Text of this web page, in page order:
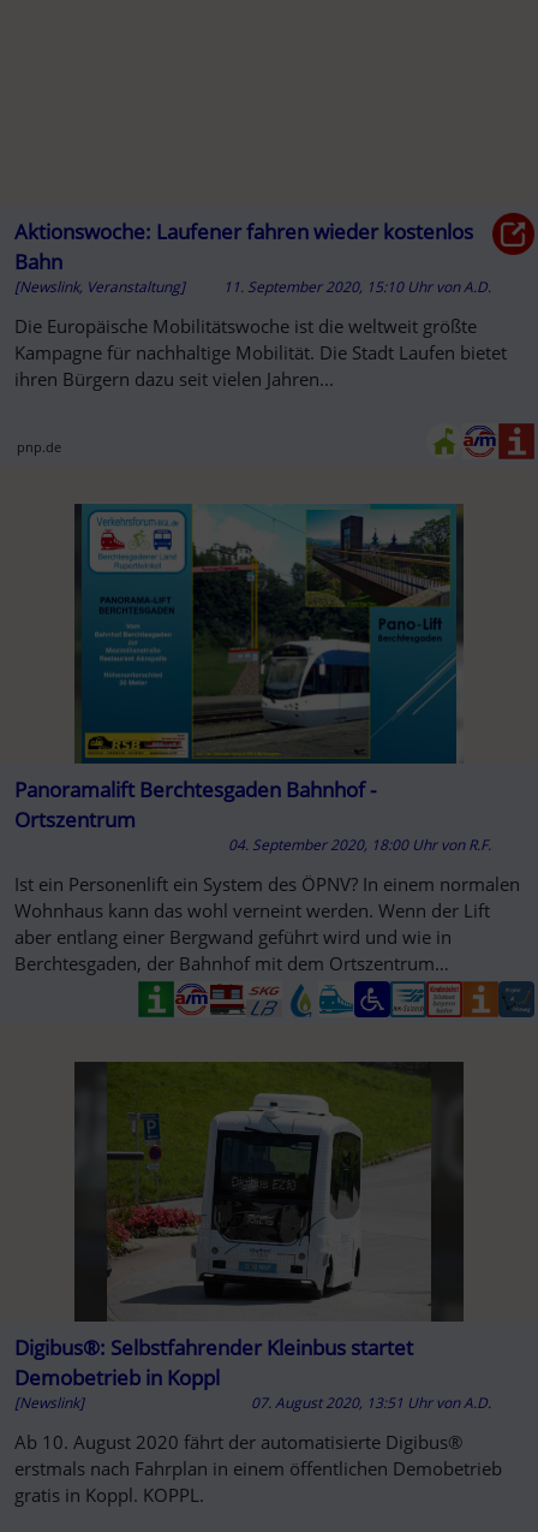
Aktionswoche: Laufener fahren wieder kostenlos
Bahn
[Newslink, Veranstaltung] 11. September 2020, 15:10 Uhr vonA.D.
Die Europäische Mobilitätswoche ist die weltweit größte
Kampagne für nachhaltige Mobilität. Die Stadt Laufen bietet
ihren Bürgern dazu seit vielen Jahren...
pnp.de
Panoramalift Berchtesgaden Bahnhof -
Ortszentrum
04. September 2020, 18:00 Uhr vonR.F.
Ist ein Personenlift ein System des ÖPNV? In einem normalen
Wohnhaus kann das wohl verneint werden. Wenn der Lift
aber entlang einer Bergwand geführt wird und wie in
Berchtesgaden, der Bahnhof mit dem Ortszentrum
verbunden wird, sehr wohl.
Digibus®: Selbstfahrender Kleinbus startet
Demobetrieb in Koppl
[Newslink] 07. August 2020, 13:51 Uhr vonA.D.
Ab 10. August 2020 fährt der automatisierte Digibus®
erstmals nach Fahrplan in einem öffentlichen Demobetrieb
gratis in Koppl. KOPPL.